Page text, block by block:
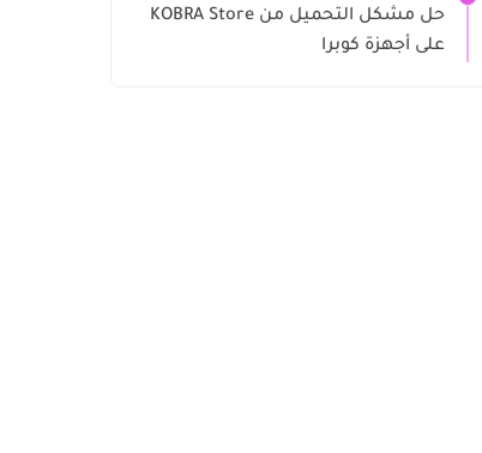
حل مشكل التحميل من KOBRA Store
على أجهزة كوبرا